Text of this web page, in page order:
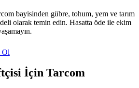
bayisinden gübre, tohum, yem ve tarım
olarak temin edin. Hasatta öde ile ekim
Ol
İçin Tarcom